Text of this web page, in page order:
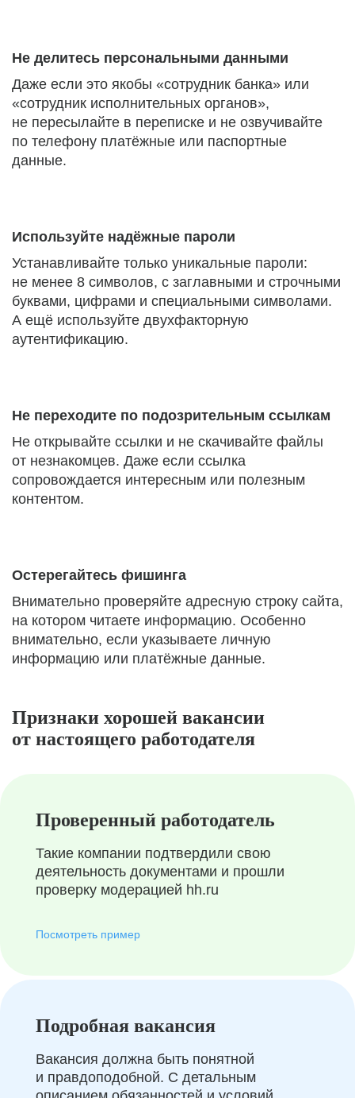
Не делитесь персональными данными
Даже если это якобы «сотрудник банка» или
«сотрудник исполнительных органов»,
не пересылайте в переписке и не озвучивайте
по телефону платёжные или паспортные
данные.
Используйте надёжные пароли
Устанавливайте только уникальные пароли:
не менее 8 символов, с заглавными и строчными
буквами, цифрами и специальными символами.
А ещё используйте двухфакторную
аутентификацию.
Не переходите по подозрительным ссылкам
Не открывайте ссылки и не скачивайте файлы
от незнакомцев. Даже если ссылка
сопровождается интересным или полезным
контентом.
Остерегайтесь фишинга
Внимательно проверяйте адресную строку сайта,
на котором читаете информацию. Особенно
внимательно, если указываете личную
информацию или платёжные данные.
Признаки хорошей вакансии
от настоящего работодателя
Проверенный работодатель
Такие компании подтвердили свою
деятельность документами и прошли
проверку модерацией hh.ru
Посмотреть пример
Подробная вакансия
Вакансия должна быть понятной
и правдоподобной. С детальным